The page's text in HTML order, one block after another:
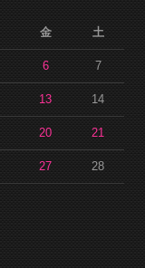
金 土
6 7
13 14
20 21
27 28